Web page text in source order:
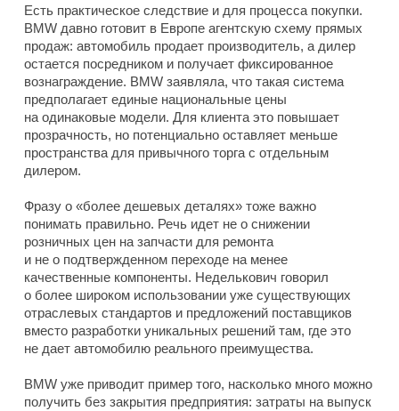
Есть практическое следствие и для процесса покупки.
BMW давно готовит в Европе агентскую схему прямых
продаж: автомобиль продает производитель, а дилер
остается посредником и получает фиксированное
вознаграждение. BMW заявляла, что такая система
предполагает единые национальные цены
на одинаковые модели. Для клиента это повышает
прозрачность, но потенциально оставляет меньше
пространства для привычного торга с отдельным
дилером.
Фразу о «более дешевых деталях» тоже важно
понимать правильно. Речь идет не о снижении
розничных цен на запчасти для ремонта
и не о подтвержденном переходе на менее
качественные компоненты. Неделькович говорил
о более широком использовании уже существующих
отраслевых стандартов и предложений поставщиков
вместо разработки уникальных решений там, где это
не дает автомобилю реального преимущества.
BMW уже приводит пример того, насколько много можно
получить без закрытия предприятия: затраты на выпуск